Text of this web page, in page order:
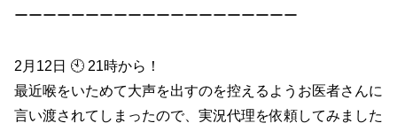
ーーーーーーーーーーーーーーーーーーーー
2月12日 🕙 21時から！
最近喉をいためて大声を出すのを控えるようお医者さんに
言い渡されてしまったので、実況代理を依頼してみました